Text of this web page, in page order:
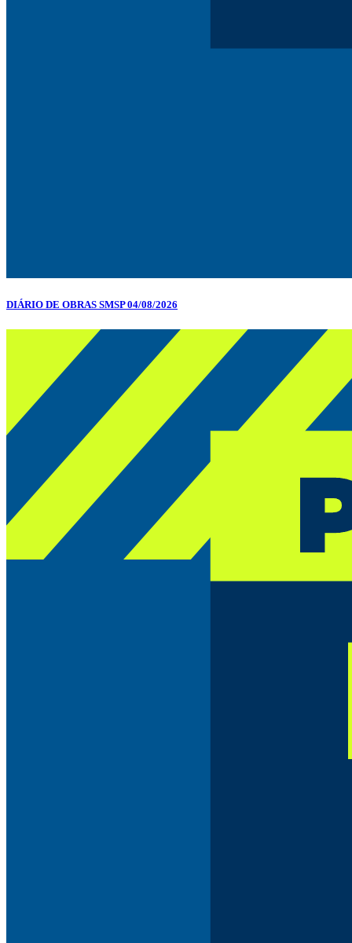
DIÁRIO DE OBRAS SMSP 04/08/2026